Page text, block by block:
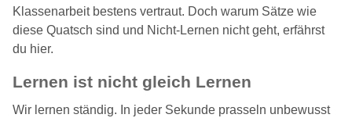
Klassenarbeit bestens vertraut. Doch warum Sätze wie
diese Quatsch sind und Nicht-Lernen nicht geht, erfährst
du hier.
Lernen ist nicht gleich Lernen
Wir lernen ständig. In jeder Sekunde prasseln unbewusst